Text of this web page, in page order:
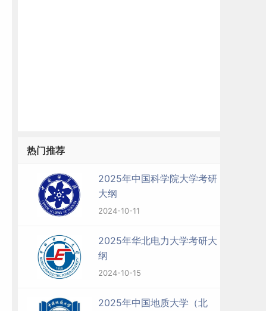
热门推荐
2025年中国科学院大学考研
大纲
2024-10-11
2025年华北电力大学考研大
纲
2024-10-15
2025年中国地质大学（北